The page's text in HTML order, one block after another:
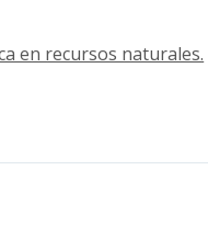
en recursos naturales.